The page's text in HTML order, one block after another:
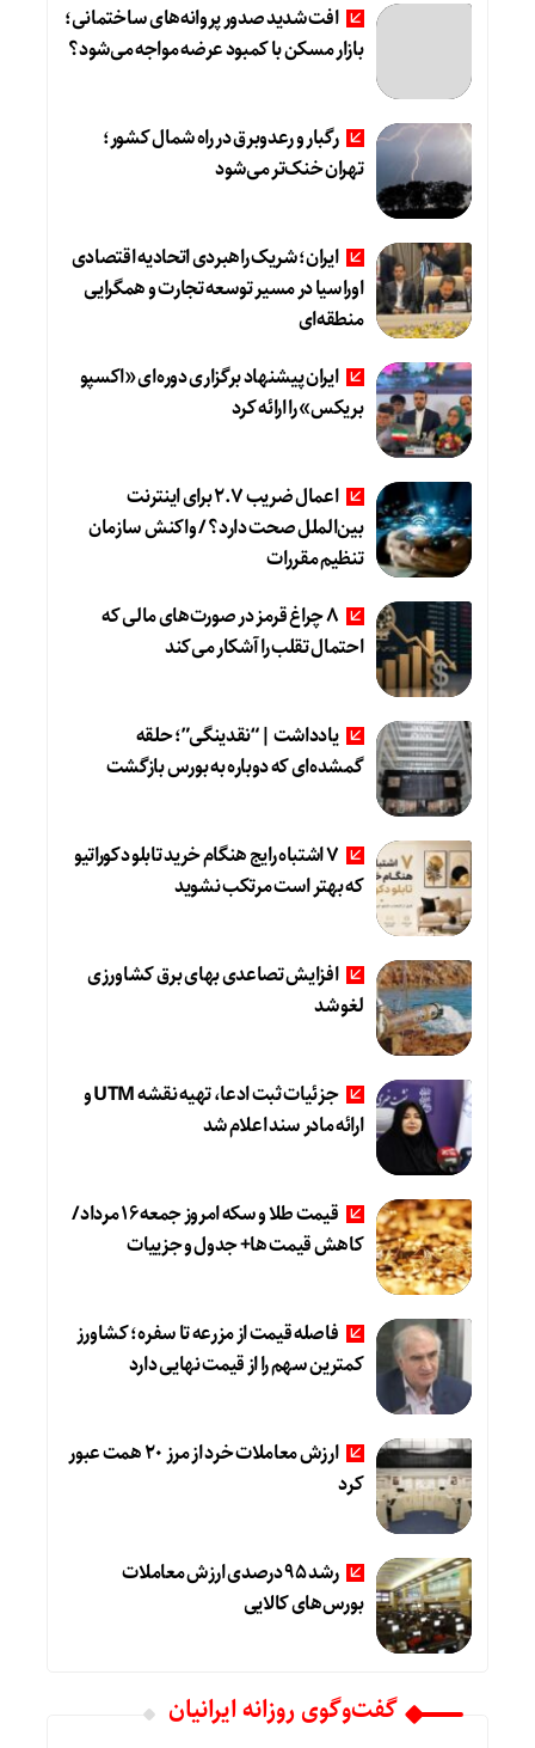
افت شدید صدور پروانه‌های ساختمانی؛
بازار مسکن با کمبود عرضه مواجه می‌شود؟
رگبار و رعدوبرق در راه شمال کشور؛
تهران خنک‌تر می‌شود
ایران؛ شریک راهبردی اتحادیه اقتصادی
اوراسیا در مسیر توسعه تجارت و همگرایی
منطقه‌ای
ایران پیشنهاد برگزاری دوره‌ای «اکسپو
بریکس» را ارائه کرد
اعمال ضریب ۲.۷ برای اینترنت
بین‌الملل صحت دارد؟ / واکنش سازمان
تنظیم مقررات
8 چراغ قرمز در صورت‌های مالی که
احتمال تقلب را آشکار می‌کند
یادداشت | “نقدینگی”؛ حلقه
گمشده‌ای که دوباره به بورس بازگشت
۷ اشتباه رایج هنگام خرید تابلو دکوراتیو
که بهتر است مرتکب نشوید
افزایش تصاعدی بهای برق کشاورزی
لغو شد
جزئیات ثبت ادعا، تهیه نقشه UTM و
ارائه مادر سند اعلام شد
قیمت طلا و سکه امروز جمعه ۱۶ مرداد/
کاهش قیمت ها+ جدول و جزییات
فاصله قیمت از مزرعه تا سفره؛ کشاورز
کمترین سهم را از قیمت نهایی دارد
ارزش معاملات خرد از مرز 20 همت عبور
کرد
رشد 95 درصدی ارزش معاملات
بورس‌های کالایی
گفت‌وگوی روزانه ایرانیان